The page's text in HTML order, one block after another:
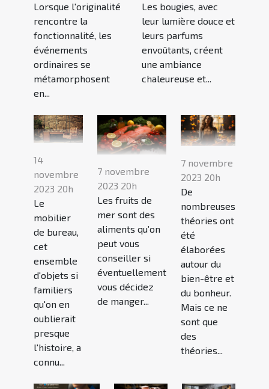
Lorsque l'originalité
rencontre la
fonctionnalité, les
événements
ordinaires se
métamorphosent
en...
Les bougies, avec
leur lumière douce et
leurs parfums
envoûtants, créent
une ambiance
chaleureuse et...
14
novembre
2023 20h
Le
mobilier
de bureau,
cet
ensemble
d'objets si
familiers
qu'on en
oublierait
presque
l'histoire, a
connu...
7 novembre
2023 20h
Les fruits de
mer sont des
aliments qu’on
peut vous
conseiller si
éventuellement
vous décidez
de manger...
7 novembre
2023 20h
De
nombreuses
théories ont
été
élaborées
autour du
bien-être et
du bonheur.
Mais ce ne
sont que
des
théories...